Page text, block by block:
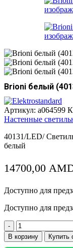
Brioni белый
Артикул: a064599
Настенные
40131/LED/
белый
14700,00
Доступно для
Доступно для
Количество
товара
Brioni
В корзину Купить